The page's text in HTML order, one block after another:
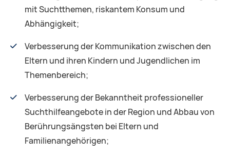
mit Suchtthemen, riskantem Konsum und
Abhängigkeit;
Verbesserung der Kommunikation zwischen den
Eltern und ihren Kindern und Jugendlichen im
Themenbereich;
Verbesserung der Bekanntheit professioneller
Suchthilfeangebote in der Region und Abbau von
Berührungsängsten bei Eltern und
Familienangehörigen;